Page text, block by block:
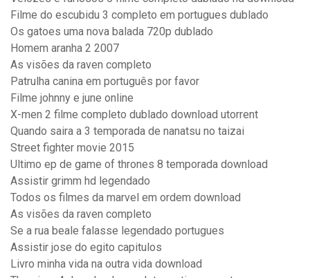
Filme do escubidu 3 completo em portugues dublado
Os gatoes uma nova balada 720p dublado
Homem aranha 2 2007
As visões da raven completo
Patrulha canina em português por favor
Filme johnny e june online
X-men 2 filme completo dublado download utorrent
Quando saira a 3 temporada de nanatsu no taizai
Street fighter movie 2015
Ultimo ep de game of thrones 8 temporada download
Assistir grimm hd legendado
Todos os filmes da marvel em ordem download
As visões da raven completo
Se a rua beale falasse legendado portugues
Assistir jose do egito capitulos
Livro minha vida na outra vida download